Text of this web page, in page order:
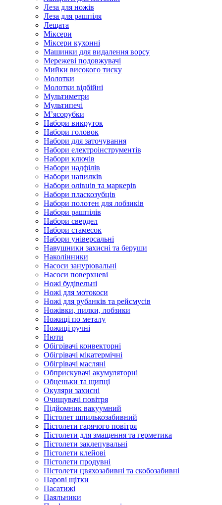
Леза для ножів
Леза для рашпіля
Лещата
Міксери
Міксери кухонні
Машинки для видалення ворсу
Мережеві подовжувачі
Мийки високого тиску
Молотки
Молотки відбійні
Мультиметри
Мультипечі
М’ясорубки
Набори викруток
Набори головок
Набори для заточування
Набори електроінструментів
Набори ключів
Набори надфілів
Набори напилків
Набори олівців та маркерів
Набори пласкозубців
Набори полотен для лобзиків
Набори рашпілів
Набори свердел
Набори стамесок
Набори універсальні
Навушники захисні та беруши
Наколінники
Насоси занурювальні
Насоси поверхневі
Ножі будівельні
Ножі для мотокоси
Ножі для рубанків та рейсмусів
Ножівки, пилки, лобзики
Ножиці по металу
Ножиці ручні
Нюти
Обігрівачі конвекторні
Обігрівачі мікатермічні
Обігрівачі масляні
Обприскувачі акумуляторні
Обценьки та щипці
Окуляри захисні
Очищувачі повітря
Підйомник вакуумний
Пістолет шпилькозабивний
Пістолети гарячого повітря
Пістолети для змащення та герметика
Пістолети заклепувальні
Пістолети клейові
Пістолети продувні
Пістолети цвяхозабивні та скобозабивні
Парові щітки
Пасатижі
Паяльники